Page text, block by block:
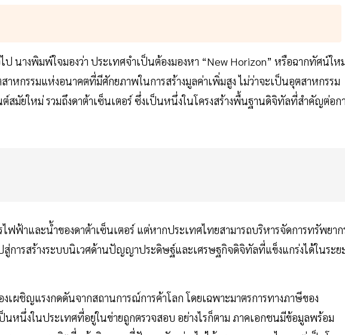
ป นางพิมพ์ใจมองว่า ประเทศจำเป็นต้องมองหา “New Horizon” หรือฉากทัศน์ให
าหกรรมแห่งอนาคตที่มีศักยภาพในการสร้างมูลค่าเพิ่มสูง ไม่ว่าจะเป็นอุตสาหกรรม
สมัยใหม่ รวมถึงดาต้าเซ็นเตอร์ ซึ่งเป็นหนึ่งในโครงสร้างพื้นฐานดิจิทัลที่สำคัญต่อก
ฟฟ้าและน้ำของดาต้าเซ็นเตอร์ แต่หากประเทศไทยสามารถบริหารจัดการทรัพยาก
สู่การสร้างระบบนิเวศด้านปัญญาประดิษฐ์และเศรษฐกิจดิจิทัลที่แข็งแกร่งได้ในระย
เผชิญแรงกดดันจากสถานการณ์การค้าโลก โดยเฉพาะมาตรการทางภาษีของ
นหนึ่งในประเทศที่อยู่ในข่ายถูกตรวจสอบ อย่างไรก็ตาม ภาคเอกชนมีข้อมูลพร้อม